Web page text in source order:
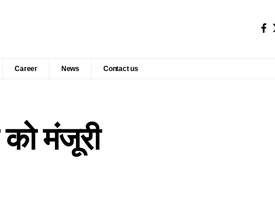
Career News Contact us
को मंजूरी